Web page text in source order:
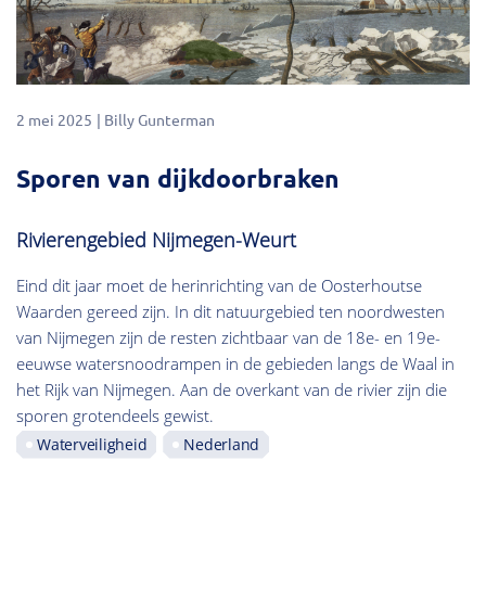
2 mei 2025 Billy Gunterman
Sporen van dijkdoorbraken
Rivierengebied Nijmegen-Weurt
Eind dit jaar moet de herinrichting van de Oosterhoutse
Waarden gereed zijn. In dit natuurgebied ten noordwesten
van Nijmegen zijn de resten zichtbaar van de 18e- en 19e-
eeuwse watersnoodrampen in de gebieden langs de Waal in
het Rijk van Nijmegen. Aan de overkant van de rivier zijn die
sporen grotendeels gewist.
Waterveiligheid Nederland